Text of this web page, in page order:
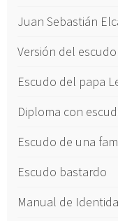
Juan Sebastián
Versión del
Escudo del papa
Diploma con
Escudo de una
Escudo bastardo
Manual de